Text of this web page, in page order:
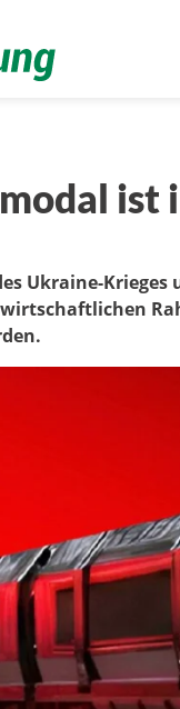
ist
Ukraine-